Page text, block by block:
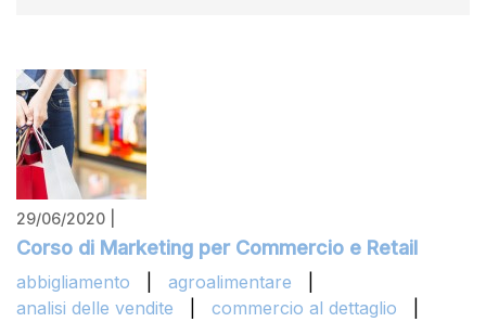
29/06/2020 |
Corso di Marketing per Commercio e Retail
abbigliamento agroalimentare
analisi delle vendite
commercio al dettaglio